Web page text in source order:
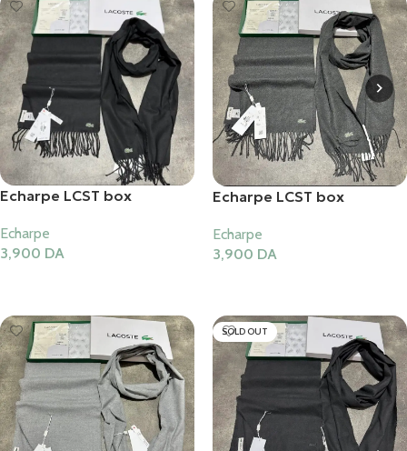
Echarpe LCST box
Echarpe
3,900 DA
Echarpe LCST box
Echarpe
3,900 DA
SOLD OUT